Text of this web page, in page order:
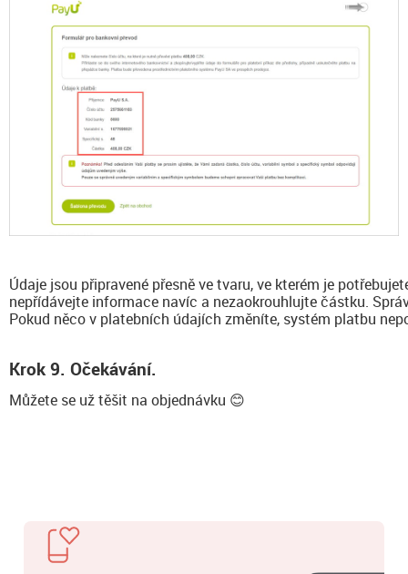
Údaje jsou připravené přesně ve tvaru, ve kterém je
nepřídávejte informace navíc a nezaokrouhlujte částku.
Pokud něco v platebních údajích změníte, systém platbu
Krok 9. Očekávání.
Můžete se už těšit na objednávku 😊